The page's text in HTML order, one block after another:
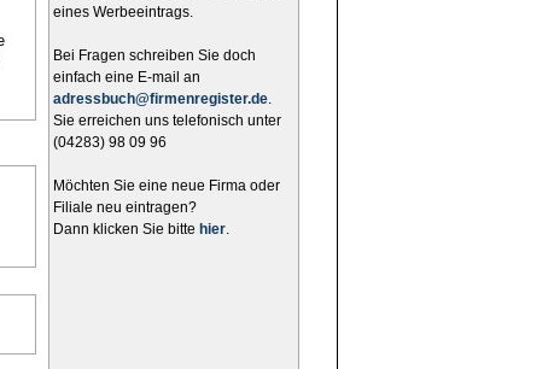
eines Werbeeintrags.
Bei Fragen schreiben Sie doch
einfach eine E-mail an
adressbuch@firmenregister.de.
Sie erreichen uns telefonisch unter
(04283) 98 09 96
Möchten Sie eine neue Firma oder
Filiale neu eintragen?
Dann klicken Sie bitte hier.